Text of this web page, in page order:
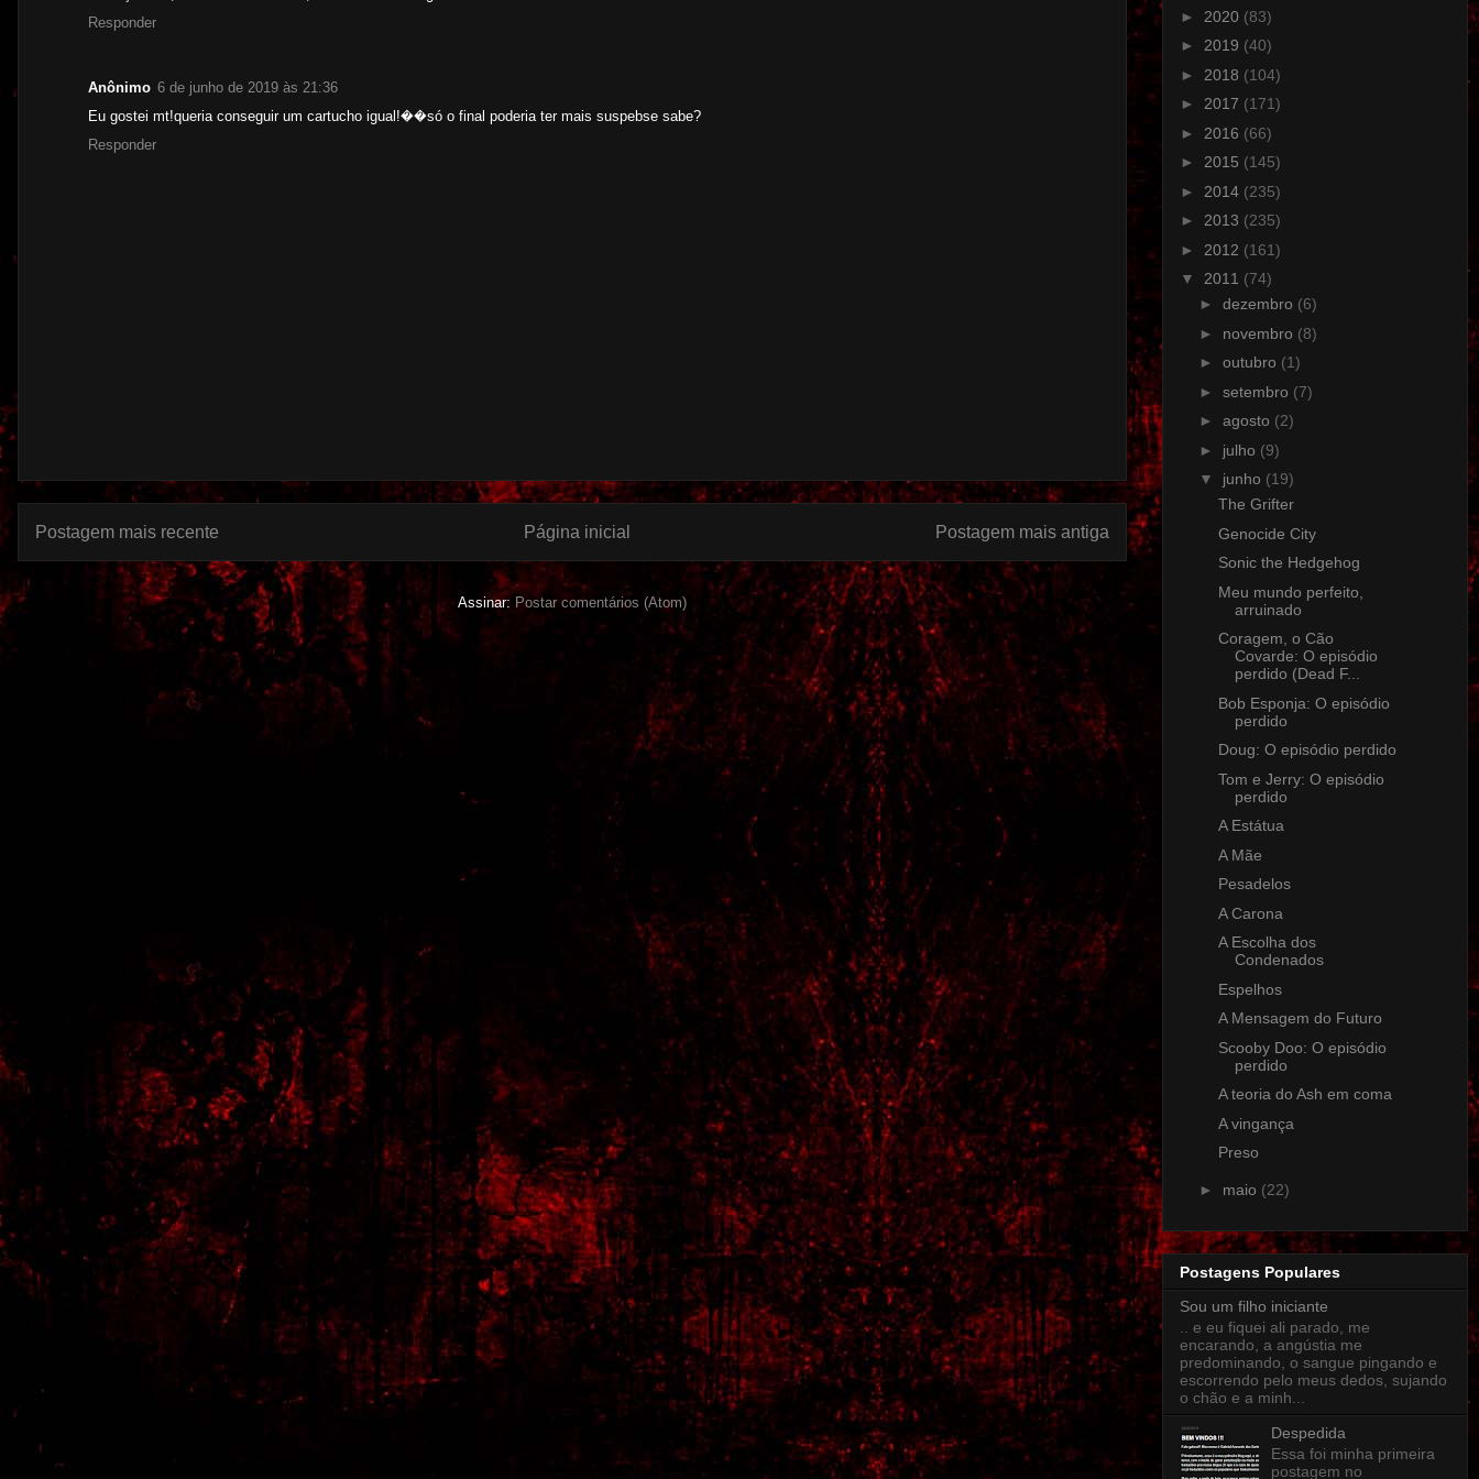
Responder
Anônimo 6 de junho de 2019 às 21:36
Eu gostei mt!queria conseguir um cartucho igual!��só o final poderia ter mais suspebse sabe?
Responder
Postagem mais recente Postagem mais antiga
Página inicial
Assinar: Postar comentários (Atom)
► 2020 (83)
► 2019 (40)
► 2018 (104)
► 2017 (171)
► 2016 (66)
► 2015 (145)
► 2014 (235)
► 2013 (235)
► 2012 (161)
▼ 2011 (74)
► dezembro (6)
► novembro (8)
► outubro (1)
► setembro (7)
► agosto (2)
► julho (9)
▼ junho (19)
The Grifter
Genocide City
Sonic the Hedgehog
Meu mundo perfeito,
arruinado
Coragem, o Cão
Covarde: O episódio
perdido (Dead F...
Bob Esponja: O episódio
perdido
Doug: O episódio perdido
Tom e Jerry: O episódio
perdido
A Estátua
A Mãe
Pesadelos
A Carona
A Escolha dos
Condenados
Espelhos
A Mensagem do Futuro
Scooby Doo: O episódio
perdido
A teoria do Ash em coma
A vingança
Preso
► maio (22)
Postagens Populares
Sou um filho iniciante
.. e eu fiquei ali parado, me
encarando, a angústia me
predominando, o sangue pingando e
escorrendo pelo meus dedos, sujando
o chão e a minh...
Despedida
Essa foi minha primeira
postagem no